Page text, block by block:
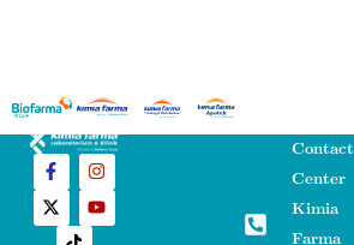
Contact
Center
Kimia
Farma